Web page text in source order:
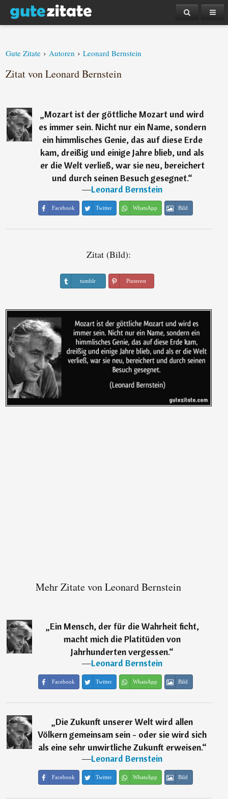
Gute Zitate › Autoren › Leonard Bernstein
Zitat von Leonard Bernstein
„Mozart ist der göttliche Mozart und wird
es immer sein. Nicht nur ein Name, sondern
ein himmlisches Genie, das auf diese Erde
kam, dreißig und einige Jahre blieb, und als
er die Welt verließ, war sie neu, bereichert
und durch seinen Besuch gesegnet.“
―Leonard Bernstein
Facebook Twitter WhatsApp Bild
Zitat (Bild):
tumblr Pinterest
Mehr Zitate von Leonard Bernstein
„Ein Mensch, der für die Wahrheit ficht,
macht mich die Platitüden von
Jahrhunderten vergessen.“
―Leonard Bernstein
Facebook Twitter WhatsApp Bild
„Die Zukunft unserer Welt wird allen
Völkern gemeinsam sein - oder sie wird sich
als eine sehr unwirtliche Zukunft erweisen.“
―Leonard Bernstein
Facebook Twitter WhatsApp Bild